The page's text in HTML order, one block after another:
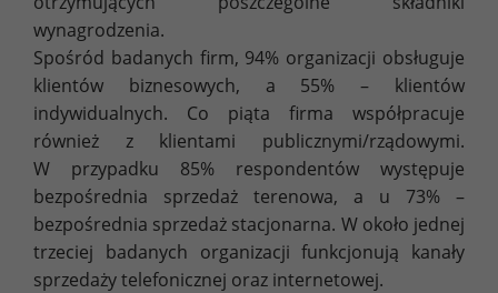
wynagrodzenia.
Spośród badanych firm, 94% organizacji obsługuje
klientów biznesowych, a 55% – klientów
indywidualnych. Co piąta firma współpracuje
również z klientami publicznymi/rządowymi.
W przypadku 85% respondentów występuje
bezpośrednia sprzedaż terenowa, a u 73% –
bezpośrednia sprzedaż stacjonarna. W około jednej
trzeciej badanych organizacji funkcjonują kanały
sprzedaży telefonicznej oraz internetowej.